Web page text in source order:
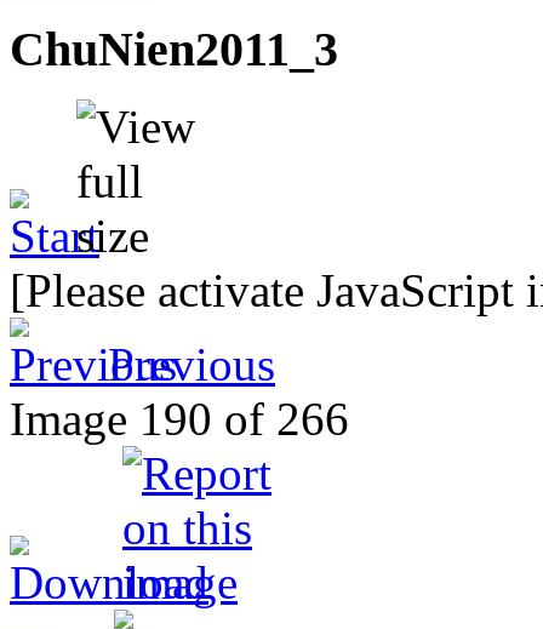
ChuNien2011_3
[Please activate
Previous
Image 190 of 266